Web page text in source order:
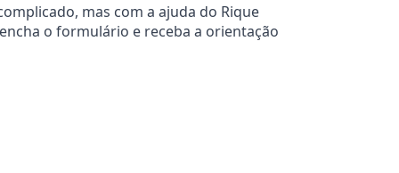
mas com a ajuda do Rique
o formulário e receba a orientação